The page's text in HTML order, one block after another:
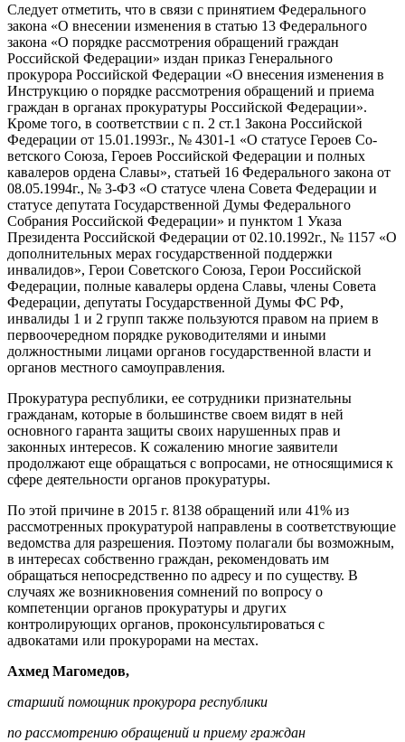
Следует отметить, что в связи с принятием Федерального
закона «О внесении изменения в статью 13 Федерального
закона «О порядке рас­смотрения обращений граждан
Российской Фе­дерации» издан приказ Генерального
прокурора Российской Федерации «О внесения изменения в
Инструкцию о порядке рассмотрения обраще­ний и приема
граждан в органах прокуратуры Российской Федерации».
Кроме того, в соответ­ствии с п. 2 ст.1 Закона Российской
Федерации от 15.01.1993г., № 4301-1 «О статусе Героев Со­
ветского Союза, Героев Российской Федерации и полных
кавалеров ордена Славы», статьей 16 Федерального закона от
08.05.1994г., № 3-ФЗ «О статусе члена Совета Федерации и
статусе депутата Государственной Думы Федерального
Собрания Российской Федерации» и пунктом 1 Указа
Президента Российской Федерации от 02.10.1992г., № 1157 «О
дополнительных мерах государственной поддержки
инвалидов», Герои Советского Союза, Герои Российской
Феде­рации, полные кавалеры ордена Славы, члены Совета
Федерации, депутаты Государственной Думы ФС РФ,
инвалиды 1 и 2 групп также поль­зуются правом на прием в
первоочередном по­рядке руководителями и иными
должностными лицами органов государственной власти и
орга­нов местного самоуправления.
Прокуратура республики, ее сотрудники признательны
гражданам, которые в боль­шинстве своем видят в ней
основного гаран­та защиты своих нарушенных прав и
законных интересов. К сожалению многие заявители
продолжают еще обращаться с вопросами, не относящимися к
сфере деятельности органов прокуратуры.
По этой причине в 2015 г. 8138 обращений или 41% из
рассмотренных прокуратурой на­правлены в соответствующие
ведомства для разрешения. Поэтому полагали бы возможным,
в интересах собственно граждан, рекомендо­вать им
обращаться непосредственно по адре­су и по существу. В
случаях же возникновения сомнений по вопросу о
компетенции органов прокуратуры и других
контролирующих орга­нов, проконсультироваться с
адвокатами или прокурорами на местах.
Ахмед Магомедов,
старший помощник прокурора республики
по рассмотрению обращений и приему граждан